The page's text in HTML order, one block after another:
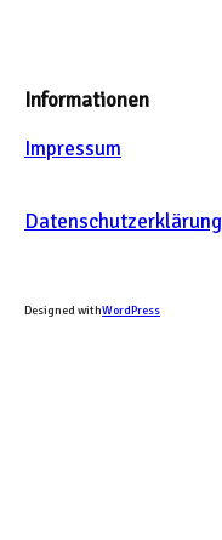
Informationen
Impressum
Datenschutzerklärung
Designed withWordPress